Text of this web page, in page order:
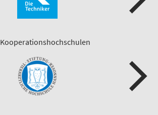
Kooperationshochschulen